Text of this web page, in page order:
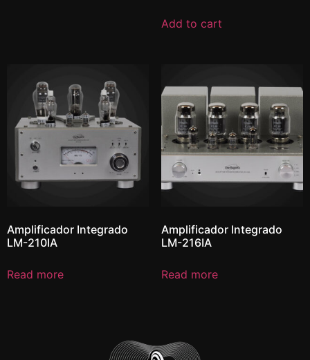
Add to cart
Amplificador Integrado
LM-210IA
Read more
Amplificador Integrado
LM-216IA
Read more